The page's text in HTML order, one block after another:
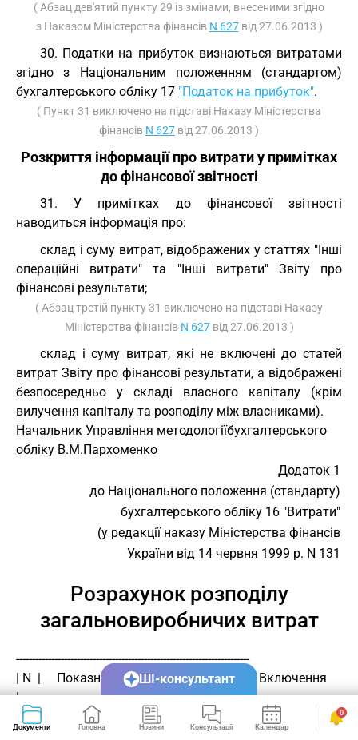
( Абзац дев'ятий пункту 29 із змінами, внесеними згідно
з Наказом Міністерства фінансів N 627від 27.06.2013 )
30. Податки на прибуток визнаються витратами
згідно з Національним положенням (стандартом)
бухгалтерського обліку 17 "Податок на прибуток".
( Пункт 31 виключено на підставі Наказу Міністерства
фінансів N 627 від 27.06.2013 )
Розкриття інформації про витрати у примітках
до фінансової звітності
31. У примітках до фінансової звітності
наводиться інформація про:
склад і суму витрат, відображених у статтях "Інші
операційні витрати" та "Інші витрати" Звіту про
фінансові результати;
( Абзац третій пункту 31 виключено на підставі Наказу
Міністерства фінансів N 627від 27.06.2013 )
склад і суму витрат, які не включені до статей
витрат Звіту про фінансові результати, а відображені
безпосередньо у складі власного капіталу (крім
вилучення капіталу та розподілу між власниками).
Начальник Управління методологіїбухгалтерського
обліку В.М.Пархоменко
Додаток 1
до Національного положення (стандарту)
бухгалтерського обліку 16 "Витрати"
(у редакції наказу Міністерства фінансів
України від 14 червня 1999 р. N 131
Розрахунок розподілу
загальновиробничих витрат
-------------------------------------------------------------------------
| N  |     Показники         |Усього|На        |     Включення
|
|з/п |                       |      |одиницю   |загальновиробничих
|
Документи Головна Новини Консультації Календар Сервіси
0
ШІ-консультант